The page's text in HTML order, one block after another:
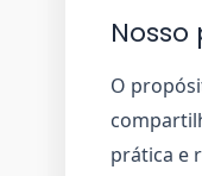
O
prática e